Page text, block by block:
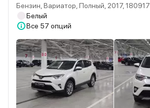
Бензин, Вариатор, Полный, 2017, 180917
Белый
Все 57 опций